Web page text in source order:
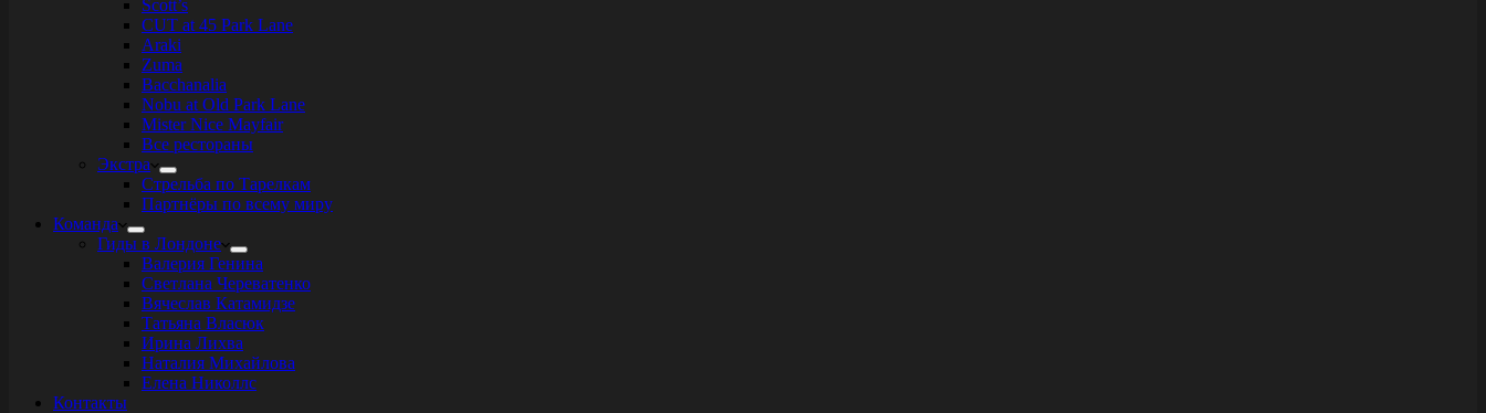
Scott’s
CUT at 45 Park Lane
Araki
Zuma
Bacchanalia
Nobu at Old Park Lane
Mister Nice Mayfair
Все рестораны
Экстра
Стрельба по Тарелкам
Партнёры по всему миру
Команда
Гиды в Лондоне
Валерия Генина
Светлана Череватенко
Вячеслав Катамидзе
Татьяна Власюк
Ирина Лихва
Наталия Михайлова
Елена Николлс
Контакты